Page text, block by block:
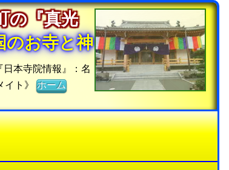
の『真光
のお寺と神
日本寺院情報』：名
イト》ホーム